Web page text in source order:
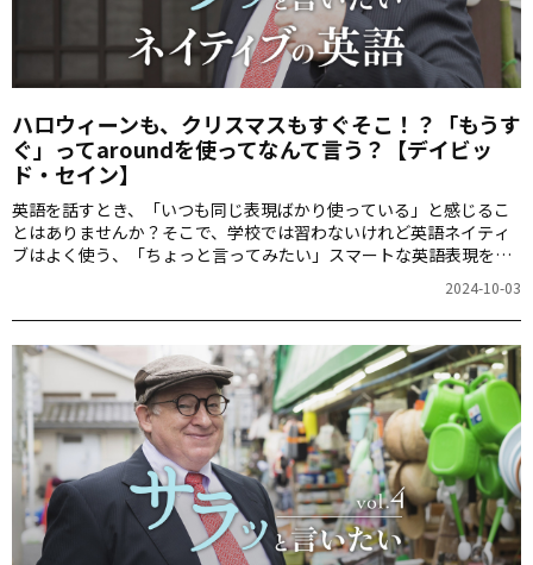
ハロウィーンも、クリスマスもすぐそこ！？「もうす
ぐ」ってaroundを使ってなんて言う？【デイビッ
ド・セイン】
英語を話すとき、「いつも同じ表現ばかり使っている」と感じるこ
とはありませんか？そこで、学校では習わないけれど英語ネイティ
ブはよく使う、「ちょっと言ってみたい」スマートな英語表現をデ
2024-10-03